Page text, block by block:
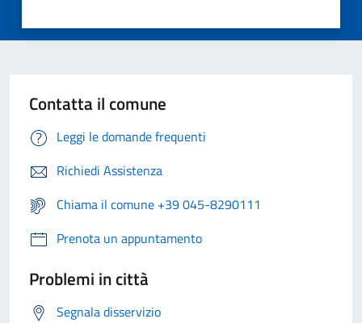
Contatta il comune
Leggi le domande frequenti
Richiedi Assistenza
Chiama il comune +39 045-8290111
Prenota un appuntamento
Problemi in città
Segnala disservizio